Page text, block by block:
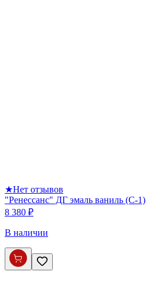
★Нет отзывов
"Ренессанс" ДГ эмаль ваниль (С-1)
8 380 ₽
В наличии